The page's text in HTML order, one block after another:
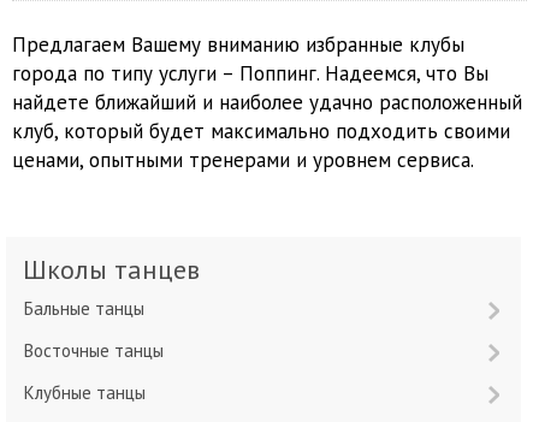
Предлагаем Вашему вниманию избранные клубы
города по типу услуги – Поппинг. Надеемся, что Вы
найдете ближайший и наиболее удачно расположенный
клуб, который будет максимально подходить своими
ценами, опытными тренерами и уровнем сервиса.
Школы танцев
Бальные танцы
Восточные танцы
Клубные танцы